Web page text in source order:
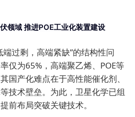
领域 推进POE工业化装置建设
端过剩，高端紧缺”的结构性问
仅为65%，高端聚乙烯、POE等
国产化难点在于高性能催化剂、
技术壁垒。为此，卫星化学已组
前布局突破关键技术。